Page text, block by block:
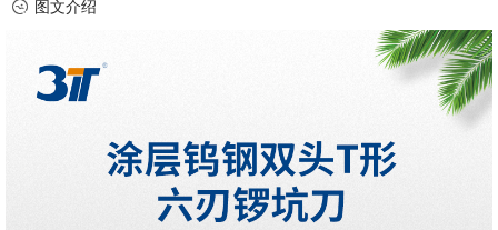
图文介绍